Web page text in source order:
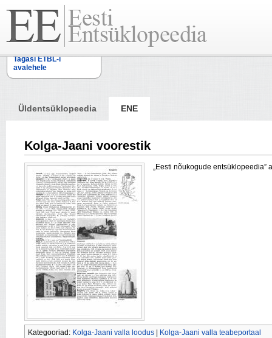
Tagasi ETBL-i
avalehele
Üldentsüklopeedia ENE
Kolga-Jaani voorestik
„Eesti nõukogude entsüklopeedia”
Kategooriad: Kolga-Jaani valla loodus Kolga-Jaani valla teabeportaal